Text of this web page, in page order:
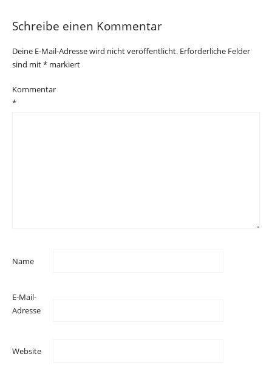
Schreibe einen Kommentar
Deine E-Mail-Adresse wird nicht veröffentlicht. Erforderliche Felder
sind mit* markiert
Kommentar
*
Name
E-Mail-
Adresse
Website